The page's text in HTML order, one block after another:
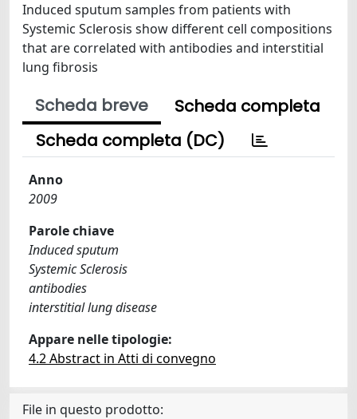
Induced sputum samples from patients with
Systemic Sclerosis show different cell compositions
that are correlated with antibodies and interstitial
lung fibrosis
Scheda breve
Scheda completa
Scheda completa (DC)
Anno
2009
Parole chiave
Induced sputum
Systemic Sclerosis
antibodies
interstitial lung disease
Appare nelle tipologie:
4.2 Abstract in Atti di convegno
File in questo prodotto: